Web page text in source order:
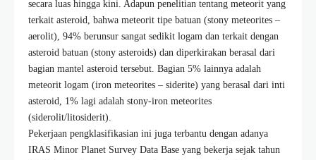
secara luas hingga kini. Adapun penelitian tentang meteorit yang
terkait asteroid, bahwa meteorit tipe batuan (stony meteorites –
aerolit), 94% berunsur sangat sedikit logam dan terkait dengan
asteroid batuan (stony asteroids) dan diperkirakan berasal dari
bagian mantel asteroid tersebut. Bagian 5% lainnya adalah
meteorit logam (iron meteorites – siderite) yang berasal dari inti
asteroid, 1% lagi adalah stony-iron meteorites
(siderolit/litosiderit).
Pekerjaan pengklasifikasian ini juga terbantu dengan adanya
IRAS Minor Planet Survey Data Base yang bekerja sejak tahun